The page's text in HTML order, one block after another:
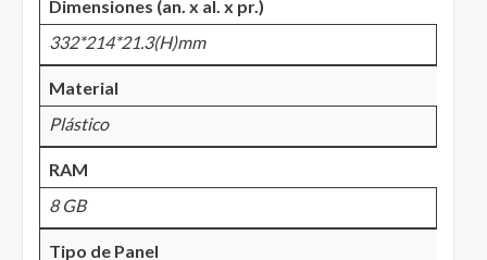
Dimensiones (an. x al. x pr.)
332*214*21.3(H)mm
Material
Plástico
RAM
8 GB
Tipo de Panel